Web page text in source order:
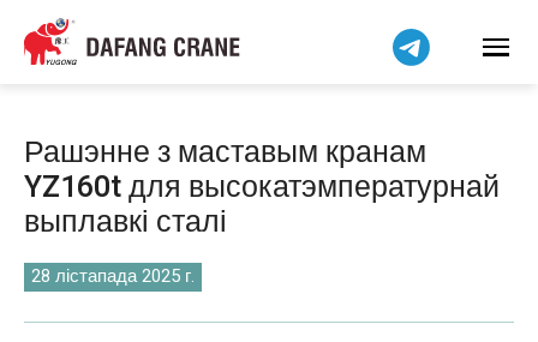
Рашэнне з маставым кранам
YZ160t для высокатэмпературнай
выплавкі сталі
28 лістапада 2025 г.
हिन्दी
Bahasa Indonesia
简体中文
বাংলা
فارسی
Pilipino
اردو